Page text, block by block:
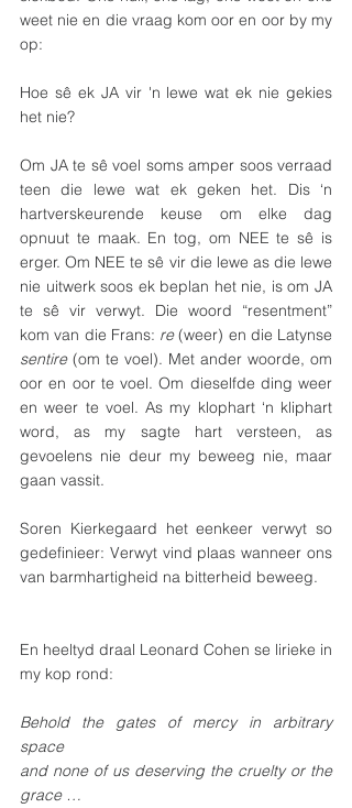
weet nie en die vraag kom oor en oor by my
op:
Hoe sê ek JA vir 'n lewe wat ek nie gekies
het nie?
Om JA te sê voel soms amper soos verraad
teen die lewe wat ek geken het. Dis ‘n
hartverskeurende keuse om elke dag
opnuut te maak. En tog, om NEE te sê is
erger. Om NEE te sê vir die lewe as die lewe
nie uitwerk soos ek beplan het nie, is om JA
te sê vir verwyt. Die woord “resentment”
kom van die Frans: re
sentire (om te voel). Met ander woorde, om
oor en oor te voel. Om dieselfde ding weer
en weer te voel. As my klophart ‘n kliphart
word, as my sagte hart versteen, as
gevoelens nie deur my beweeg nie, maar
gaan vassit.
Soren Kierkegaard het eenkeer verwyt so
gedefinieer: Verwyt vind plaas wanneer ons
van barmhartigheid na bitterheid beweeg.
En heeltyd draal Leonard Cohen se lirieke in
my kop rond:
Behold the gates of mercy in arbitrary
space
and none of us deserving the cruelty or the
grace …